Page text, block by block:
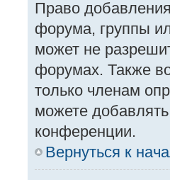
Право
форума, группы
может не
форумах. Также
только членам
можете
конференции.
Вернуться к